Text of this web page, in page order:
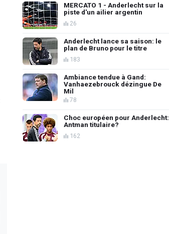
MERCATO 1 - Anderlecht sur la
piste d'un ailier argentin
26
Anderlecht lance sa saison: le
plan de Bruno pour le titre
183
Ambiance tendue à Gand:
Vanhaezebrouck dézingue De
Mil
78
Choc européen pour Anderlecht:
Antman titulaire?
162